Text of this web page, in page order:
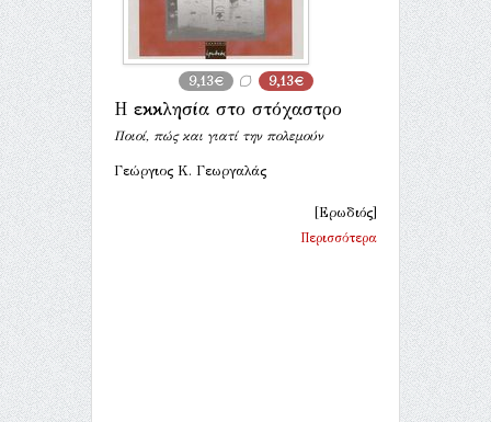
9,13€ 9,13€
Η εκκλησία στο στόχαστρο
Ποιοί, πώς και γιατί την πολεμούν
Γεώργιος Κ. Γεωργαλάς
[Ερωδιός]
Περισσότερα